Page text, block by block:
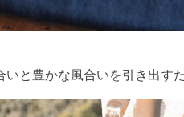
いと豊かな風合いを引き出す